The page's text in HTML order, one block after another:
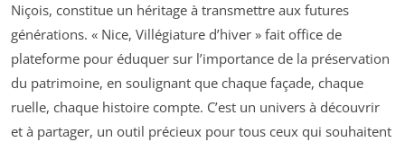
Niçois, constitue un héritage à transmettre aux futures
générations. « Nice, Villégiature d’hiver » fait office de
plateforme pour éduquer sur l’importance de la préservation
du patrimoine, en soulignant que chaque façade, chaque
ruelle, chaque histoire compte. C’est un univers à découvrir
et à partager, un outil précieux pour tous ceux qui souhaitent